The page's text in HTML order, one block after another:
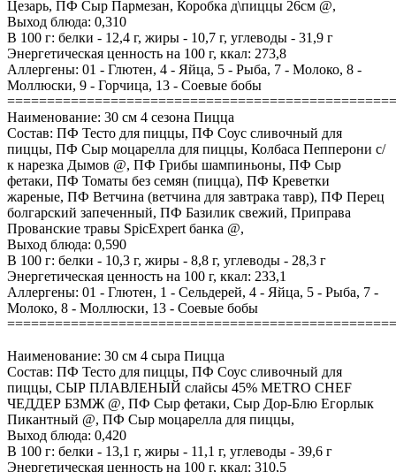
Цезарь, ПФ Сыр Пармезан, Коробка д\пиццы 26см @,
Выход блюда: 0,310
В 100 г: белки - 12,4 г, жиры - 10,7 г, углеводы - 31,9 г
Энергетическая ценность на 100 г, ккал: 273,8
Аллергены: 01 - Глютен, 4 - Яйца, 5 - Рыба, 7 - Молоко, 8 -
Моллюски, 9 - Горчица, 13 - Соевые бобы
Наименование: 30 см 4 сезона Пицца
Состав: ПФ Тесто для пиццы, ПФ Соус сливочный для
пиццы, ПФ Сыр моцарелла для пиццы, Колбаса Пепперони с/
к нарезка Дымов @, ПФ Грибы шампиньоны, ПФ Сыр
фетаки, ПФ Томаты без семян (пицца), ПФ Креветки
жареные, ПФ Ветчина (ветчина для завтрака тавр), ПФ Перец
болгарский запеченный, ПФ Базилик свежий, Приправа
Прованские травы SpicExpert банка @,
Выход блюда: 0,590
В 100 г: белки - 10,3 г, жиры - 8,8 г, углеводы - 28,3 г
Энергетическая ценность на 100 г, ккал: 233,1
Аллергены: 01 - Глютен, 1 - Сельдерей, 4 - Яйца, 5 - Рыба, 7 -
Молоко, 8 - Моллюски, 13 - Соевые бобы
Наименование: 30 см 4 сыра Пицца
Состав: ПФ Тесто для пиццы, ПФ Соус сливочный для
пиццы, СЫР ПЛАВЛЕНЫЙ слайсы 45% METRO CHEF
ЧЕДДЕР БЗМЖ @, ПФ Сыр фетаки, Сыр Дор-Блю Егорлык
Пикантный @, ПФ Сыр моцарелла для пиццы,
Выход блюда: 0,420
В 100 г: белки - 13,1 г, жиры - 11,1 г, углеводы - 39,6 г
Энергетическая ценность на 100 г, ккал: 310,5